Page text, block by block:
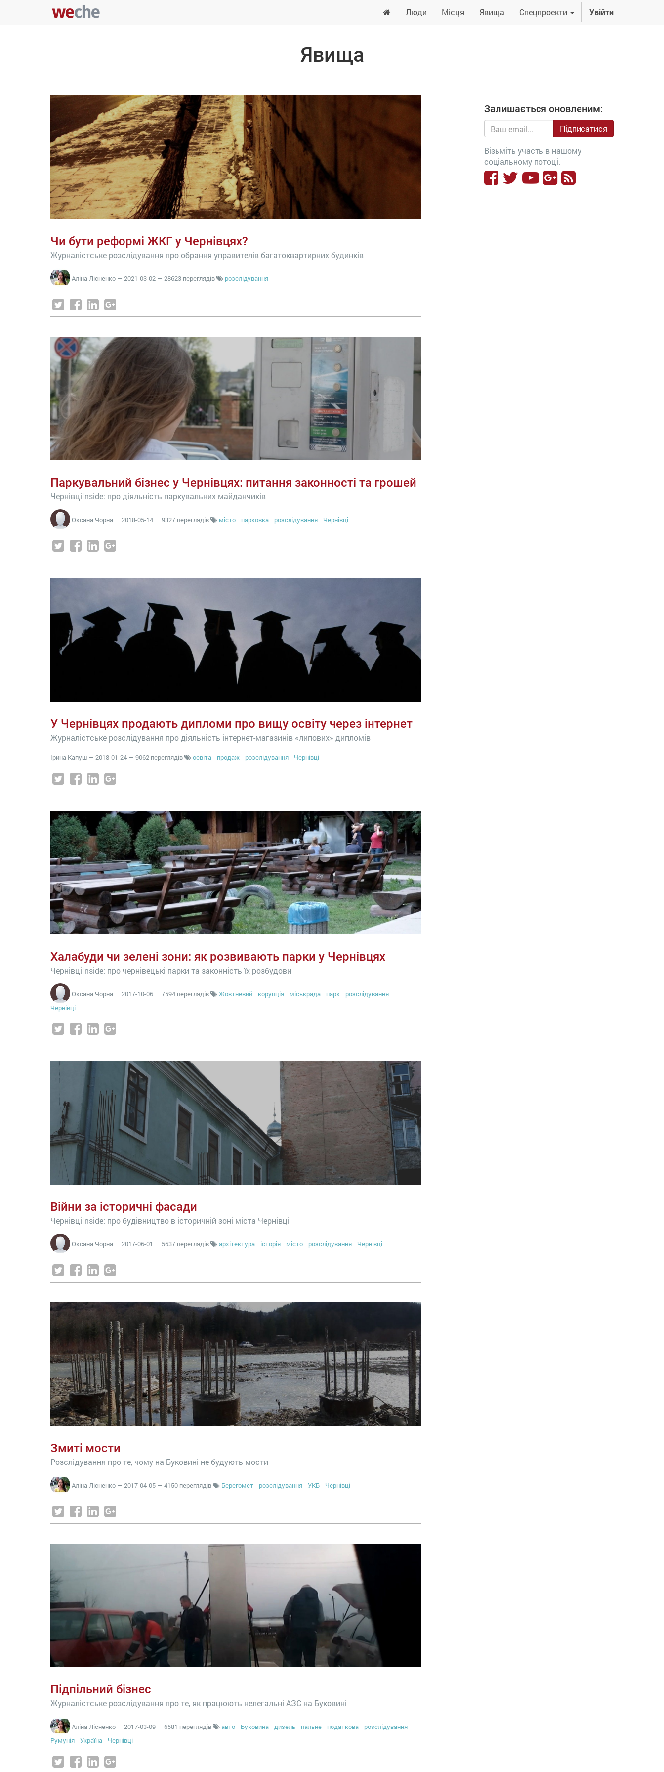
Люди Місця Явища Спецпроекти Увійти
Явища
Чи бути реформі ЖКГ у Чернівцях?
Журналістське розслідування про обрання управителів багатоквартирних будинків
Аліна Лісненко — 2021-03-02 — 28623 переглядів розслідування
Паркувальний бізнес у Чернівцях: питання законності та грошей
ЧернівціInside: про діяльність паркувальних майданчиків
Оксана Чорна — 2018-05-14 — 9327 переглядів місто парковка розслідування Чернівці
У Чернівцях продають дипломи про вищу освіту через інтернет
Журналістське розслідування про діяльність інтернет-магазинів «липових» дипломів
Ірина Капуш — 2018-01-24 — 9062 переглядів освіта продаж розслідування Чернівці
Халабуди чи зелені зони: як розвивають парки у Чернівцях
ЧернівціInside: про чернівецькі парки та законність їх розбудови
Оксана Чорна — 2017-10-06 — 7594 переглядів Жовтневий корупція міськрада парк
розслідування
Чернівці
Війни за історичні фасади
ЧернівціInside: про будівництво в історичній зоні міста Чернівці
Оксана Чорна — 2017-06-01 — 5637 переглядів архітектура історія місто розслідування Чернівці
Змиті мости
Розслідування про те, чому на Буковині не будують мости
Аліна Лісненко — 2017-04-05 — 4150 переглядів Берегомет розслідування УКБ Чернівці
Підпільний бізнес
Журналістське розслідування про те, як працюють нелегальні АЗС на Буковині
Аліна Лісненко — 2017-03-09 — 6581 переглядів авто Буковина дизель пальне податкова
розслідування
Румунія
Україна Чернівці
Залишається оновленим:
Підписатися
Візьміть участь в нашому
соціальному потоці.